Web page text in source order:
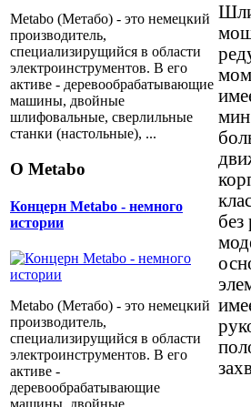
Metabo (Метабо) - это немецкий
производитель,
специализирущийся в области
электроинструментов. В его
активе - деревообрабатывающие
машины, двойные
шлифовальные, сверлильные
станки (настольные), ...
О Metabo
Концерн Metabo - немного
истории
Metabo (Метабо) - это немецкий
производитель,
специализирущийся в области
электроинструментов. В его
активе -
деревообрабатывающие